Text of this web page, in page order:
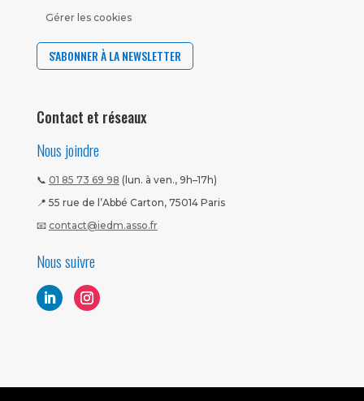
Gérer les cookies
S'ABONNER À LA NEWSLETTER
Contact et réseaux
Nous joindre
📞 01 85 73 69 98 (lun. à ven., 9h–17h)
📍 55 rue de l’Abbé Carton, 75014 Paris
📧 contact@iedm.asso.fr
Nous suivre